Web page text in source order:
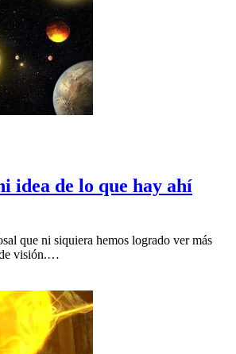
idea de lo que hay ahí
que ni siquiera hemos logrado ver más
de visión.…